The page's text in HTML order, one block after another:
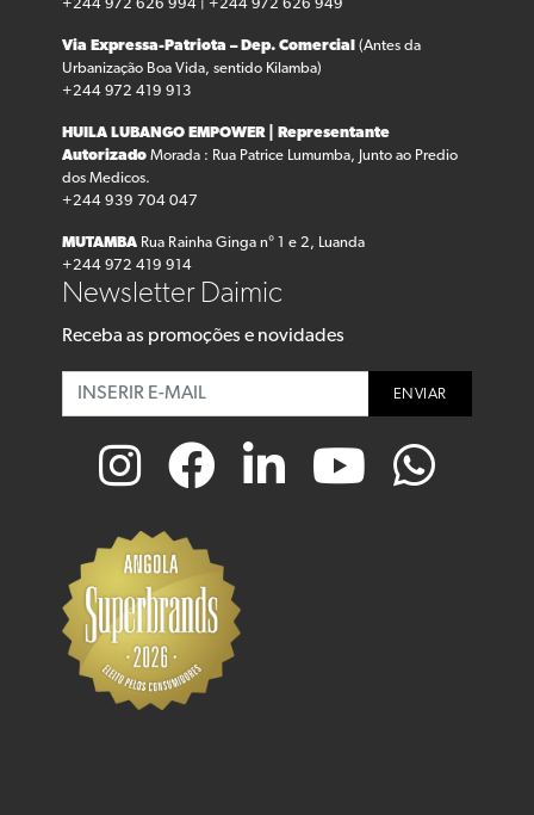
+244 972 626 994 | +244 972 626 949
Via Expressa-Patriota – Dep. Comercial
(Antes da
Urbanização Boa Vida, sentido Kilamba)
+244 972 419 913
HUILA LUBANGO EMPOWER | Representante
Autorizado Morada : Rua Patrice Lumumba, Junto ao Predio
dos Medicos.
+244 939 704 047
MUTAMBA Rua Rainha Ginga n° 1 e 2, Luanda
+244 972 419 914
Newsletter Daimic
Receba as promoções e novidades
ENVIAR